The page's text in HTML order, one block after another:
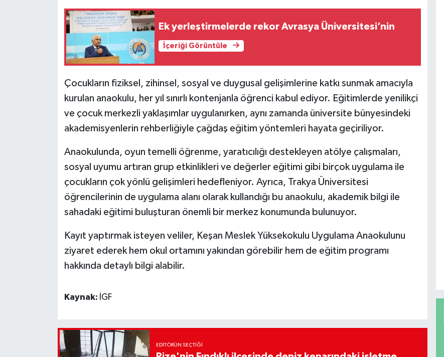
Ek yerleştirmelerde rekor Avrasya Üniversitesi’nin
İçeriği Görüntüle
Çocukların fiziksel, zihinsel, sosyal ve duygusal gelişimlerine katkı sunmak amacıyla
kurulan anaokulu, her yıl sınırlı kontenjanla öğrenci kabul ediyor. Eğitimlerde yenilikçi
ve çocuk merkezli yaklaşımlar uygulanırken, aynı zamanda üniversite bünyesindeki
akademisyenlerin rehberliğiyle çağdaş eğitim yöntemleri hayata geçiriliyor.
Anaokulunda, oyun temelli öğrenme, yaratıcılığı destekleyen atölye çalışmaları,
sosyal uyumu artıran grup etkinlikleri ve değerler eğitimi gibi birçok uygulama ile
çocukların çok yönlü gelişimleri hedefleniyor. Ayrıca, Trakya Üniversitesi
öğrencilerinin de uygulama alanı olarak kullandığı bu anaokulu, akademik bilgi ile
sahadaki eğitimi buluşturan önemli bir merkez konumunda bulunuyor.
Kayıt yaptırmak isteyen veliler, Keşan Meslek Yüksekokulu Uygulama Anaokulunu
ziyaret ederek hem okul ortamını yakından görebilir hem de eğitim programı
hakkında detaylı bilgi alabilir.
Kaynak: İGF
EDITÖRÜN SEÇTIĞI